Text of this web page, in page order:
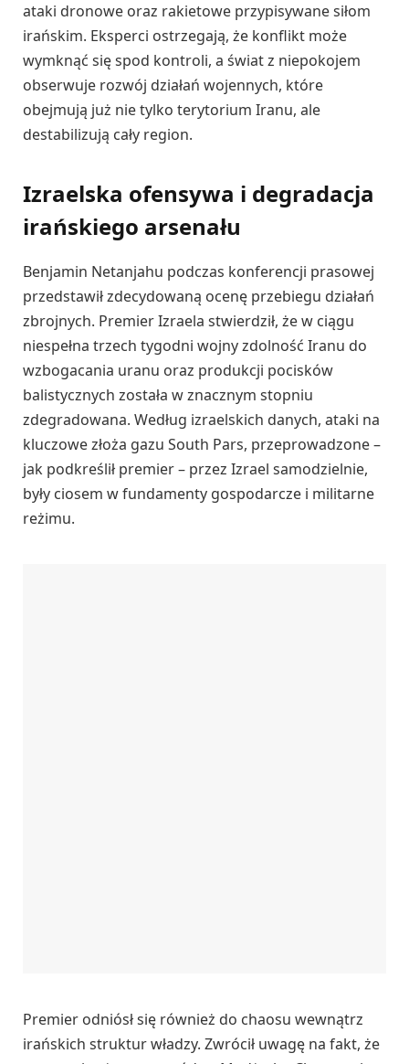
ataki dronowe oraz rakietowe przypisywane siłom
irańskim. Eksperci ostrzegają, że konflikt może
wymknąć się spod kontroli, a świat z niepokojem
obserwuje rozwój działań wojennych, które
obejmują już nie tylko terytorium Iranu, ale
destabilizują cały region.
Izraelska ofensywa i degradacja
irańskiego arsenału
Benjamin Netanjahu podczas konferencji prasowej
przedstawił zdecydowaną ocenę przebiegu działań
zbrojnych. Premier Izraela stwierdził, że w ciągu
niespełna trzech tygodni wojny zdolność Iranu do
wzbogacania uranu oraz produkcji pocisków
balistycznych została w znacznym stopniu
zdegradowana. Według izraelskich danych, ataki na
kluczowe złoża gazu South Pars, przeprowadzone –
jak podkreślił premier – przez Izrael samodzielnie,
były ciosem w fundamenty gospodarcze i militarne
reżimu.
Premier odniósł się również do chaosu wewnątrz
irańskich struktur władzy. Zwrócił uwagę na fakt, że